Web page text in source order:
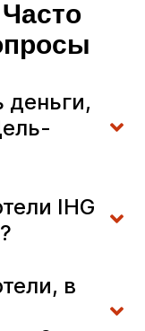
деньги,
IHG
в